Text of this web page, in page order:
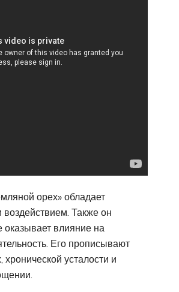
орех» обладает
Также он
оказывает влияние на
Его прописывают
хронической усталости и